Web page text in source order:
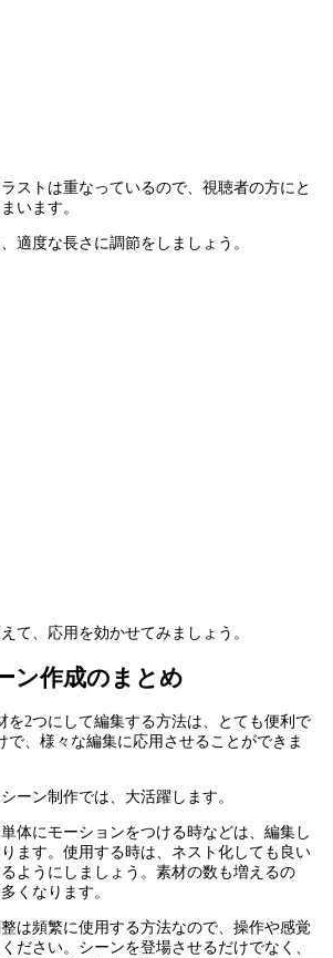
ストは重なっているので、視聴者の方にと
います。
適度な長さに調節をしましょう。
て、応用を効かせてみましょう。
ン作成のまとめ
を2つにして編集する方法は、とても便利で
で、様々な編集に応用させることができま
ーン制作では、大活躍します。
体にモーションをつける時などは、編集し
ます。使用する時は、ネスト化しても良い
ようにしましょう。素材の数も増えるの
くなります。
は頻繁に使用する方法なので、操作や感覚
ださい。シーンを登場させるだけでなく、